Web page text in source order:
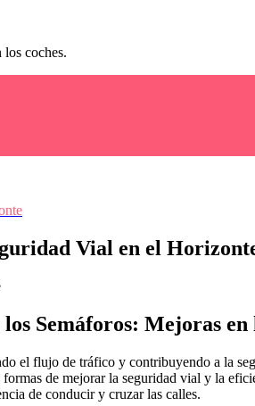
coches.
Vial en el
Semáforos: Mejoras
el flujo de tráfico y contribuyendo a la
de mejorar la seguridad vial y la
de conducir y cruzar las calles.